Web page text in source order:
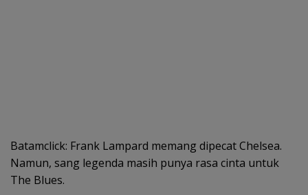
Batamclick: Frank Lampard memang dipecat Chelsea.
Namun, sang legenda masih punya rasa cinta untuk
The Blues.